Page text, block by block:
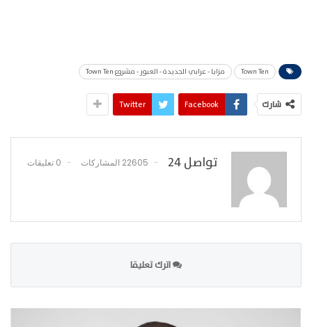
Town Ten مزايا - عرابي الجديدة - العبور - مشروع Town Ten
شارك Facebook
Twitter
تواصل 24 22605 المشاركات 0 تعليقات
اترك تعليقا